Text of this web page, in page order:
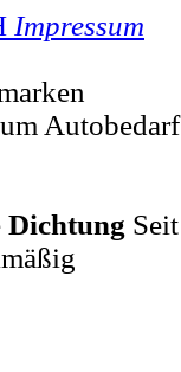
Impressum
Dichtung